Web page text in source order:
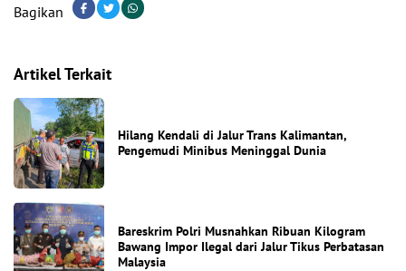
Bagikan
Artikel Terkait
Hilang Kendali di Jalur Trans Kalimantan,
Pengemudi Minibus Meninggal Dunia
Bareskrim Polri Musnahkan Ribuan Kilogram
Bawang Impor Ilegal dari Jalur Tikus Perbatasan
Malaysia